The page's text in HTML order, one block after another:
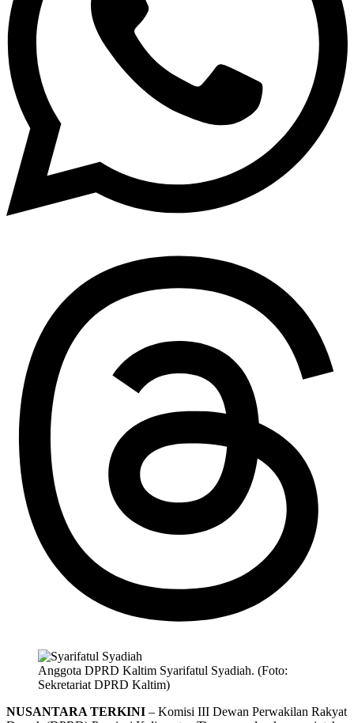
Anggota DPRD Kaltim Syarifatul Syadiah. (Foto:
Sekretariat DPRD Kaltim)
NUSANTARA TERKINI – Komisi III Dewan Perwakilan Rakyat